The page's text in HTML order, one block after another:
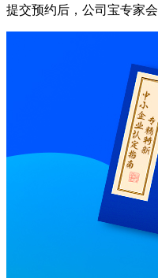
提交预约后，公司宝专家